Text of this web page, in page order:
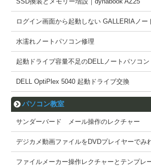
ログイン画面から起動しない GALLERIAノー
水濡れノートパソコン修理
起動ドライブ容量不足のDELLノートパソコン
DELL OptiPlex 5040 起動ドライブ交換
パソコン教室
サンダーバード メール操作のレクチャー
デジカメ動画ファイルをDVDプレイヤーでみ
ファイルメーカー操作レクチャーとテンプレ